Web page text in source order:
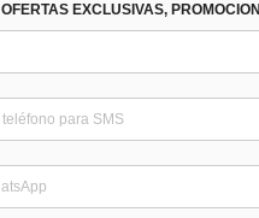
EXCLUSIVAS,